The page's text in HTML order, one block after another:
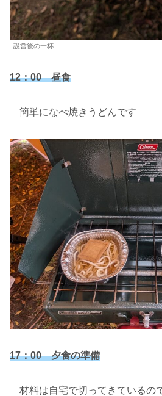
設営後の一杯
12：00 昼食
簡単になべ焼きうどんです
17：00 夕食の準備
材料は自宅で切ってきているの